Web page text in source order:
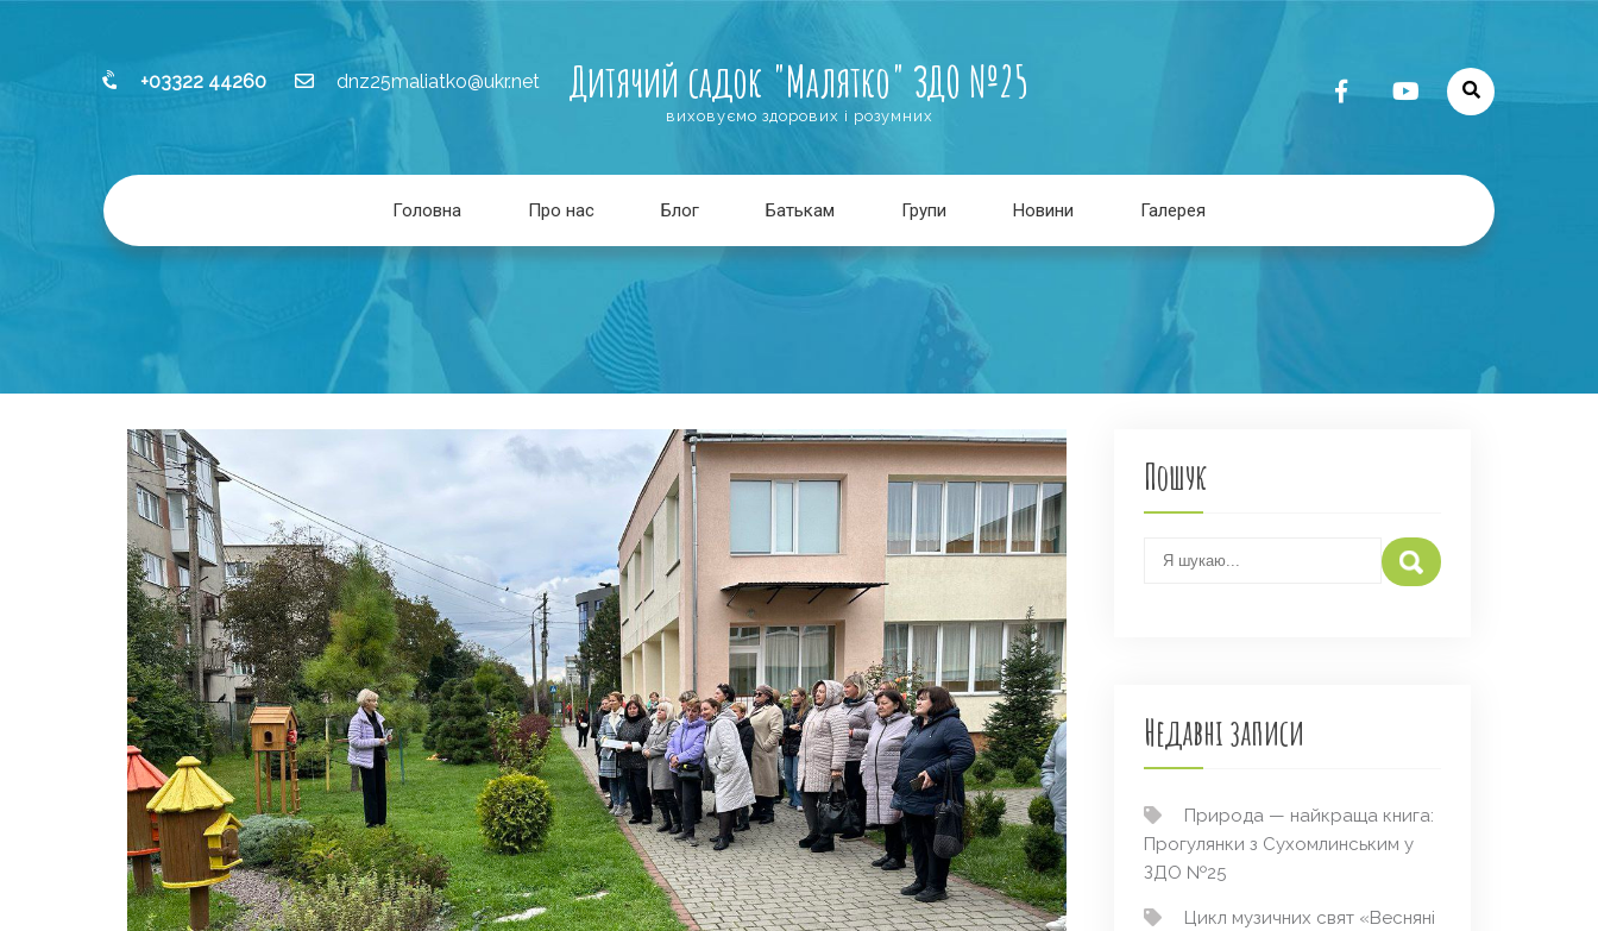
+03322 44260 dnz25maliatko@ukr.net Дитячий садок "Малятко" ЗДО №25
виховуємо здорових і розумних
Головна Про нас Блог Батькам Групи Новини Галерея
Пошук
Недавні записи
Природа — найкраща книга:
Прогулянки з Сухомлинським у
ЗДО №25
Цикл музичних свят «Весняні